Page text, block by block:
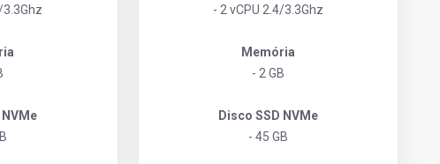
3.3Ghz
NVMe
- 2 vCPU 2.4/3.3Ghz
Memória
- 2 GB
Disco SSD NVMe
- 45 GB